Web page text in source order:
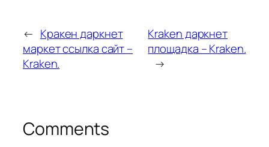
← Кракен даркнет
маркет ссылка сайт –
Kraken.
Kraken даркнет
площадка – Kraken.
→
Comments